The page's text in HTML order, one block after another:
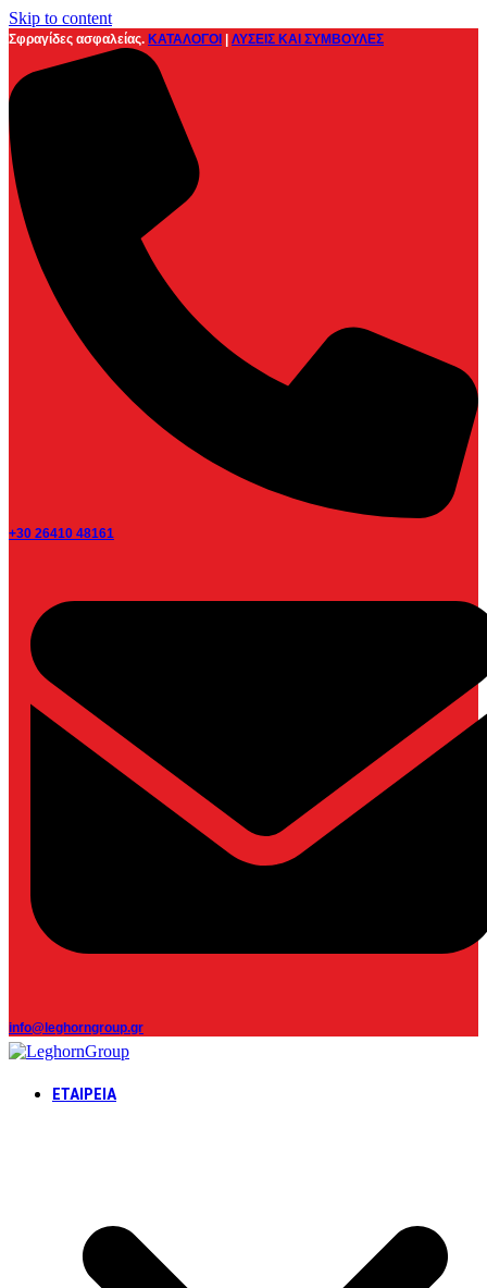
Skip to content
Σφραγίδες ασφαλείας. ΚΑΤΑΛΟΓΟΙ ΛΥΣΕΙΣ ΚΑΙ ΣΥΜΒΟΥΛΕΣ
+30 26410 48161
info@leghorngroup.gr
ΕΤΑΙΡΕΊΑ